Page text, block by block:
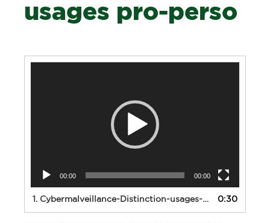
usages pro-perso
00:00 00:00
1. Cybermalveillance-Distinction-usages-pro-perso 0:30